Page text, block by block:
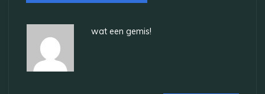
wat een gemis!